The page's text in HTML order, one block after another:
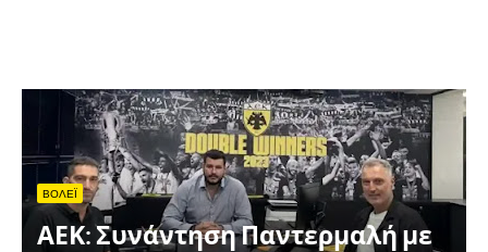
ΒΟΛΕΪ
ΑΕΚ: Συνάντηση Παντερμαλή με